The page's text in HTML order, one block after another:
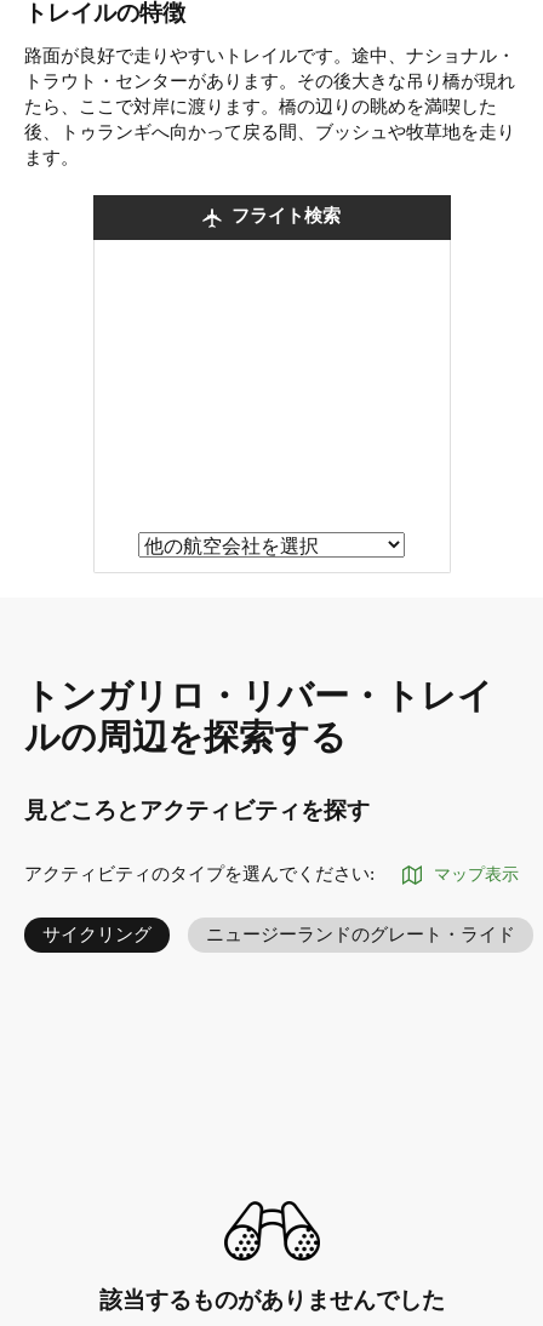
トレイルの特徴
路面が良好で走りやすいトレイルです。途中、ナショナル・
トラウト・センターがあります。その後大きな吊り橋が現れ
たら、ここで対岸に渡ります。橋の辺りの眺めを満喫した
後、トゥランギへ向かって戻る間、ブッシュや牧草地を走り
ます。
フライト検索
トンガリロ・リバー・トレイ
ルの周辺を探索する
見どころとアクティビティを探す
アクティビティのタイプを選んでください: マップ表示
サイクリング ニュージーランドのグレート・ライド
該当するものがありませんでした